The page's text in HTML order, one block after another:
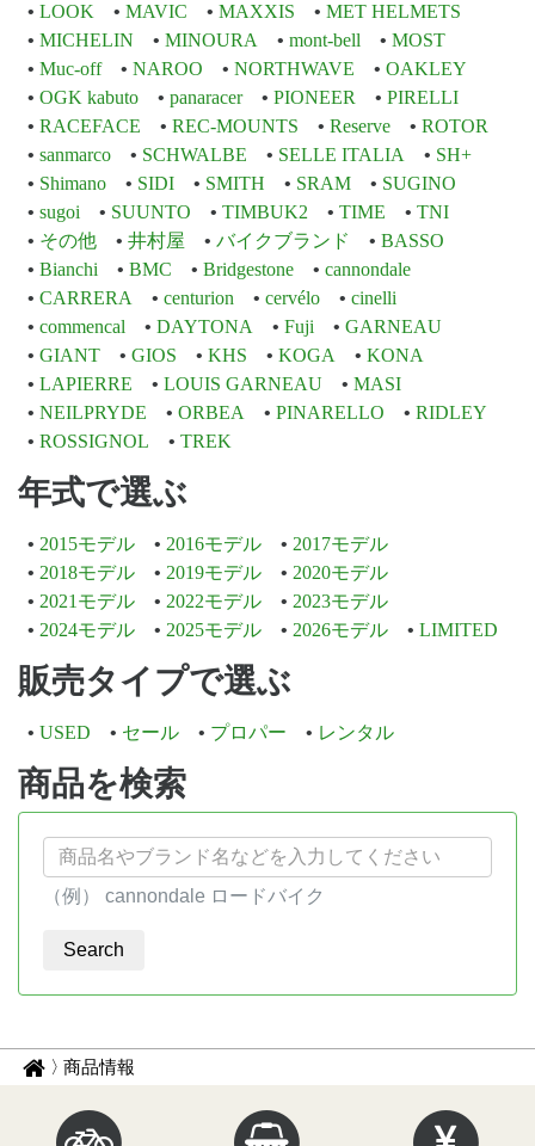
LOOK
MAVIC MAXXIS
MET HELMETS
MICHELIN
MINOURA mont-bell
MOST
Muc-off
NAROO NORTHWAVE
OAKLEY
OGK kabuto
panaracer PIONEER
PIRELLI
RACEFACE
REC-MOUNTS Reserve
ROTOR
sanmarco
SCHWALBE SELLE ITALIA
SH+
Shimano
SIDI SMITH SRAM
SUGINO
sugoi
SUUNTO TIMBUK2 TIME
TNI
その他
井村屋 バイクブランド
BASSO
Bianchi
BMC Bridgestone
cannondale
CARRERA
centurion cervélo
cinelli
commencal
DAYTONA Fuji
GARNEAU
GIANT
GIOS KHS KOGA
KONA
LAPIERRE
LOUIS GARNEAU
MASI
NEILPRYDE
ORBEA PINARELLO
RIDLEY
ROSSIGNOL
TREK
年式で選ぶ
2015モデル 2016モデル
2017モデル
2018モデル
2019モデル
2020モデル
2021モデル
2022モデル
2023モデル
2024モデル
2025モデル 2026モデル LIMITED
販売タイプで選ぶ
USED セール プロパー レンタル
商品を検索
（例） cannondale ロードバイク
パ サ
ク
商品情報